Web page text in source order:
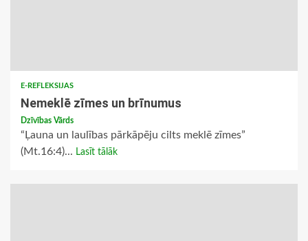
E-REFLEKSIJAS
Nemeklē zīmes un brīnumus
Dzīvības Vārds
“Ļauna un laulības pārkāpēju cilts meklē zīmes”
(Mt.16:4)... Lasīt tālāk